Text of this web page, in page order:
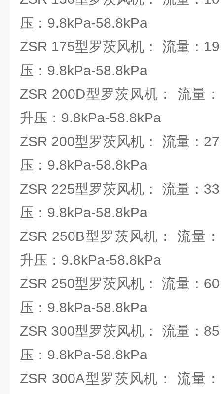
压：9.8kPa-58.8kPa
ZSR 175型罗茨风机： 流量：
压：9.8kPa-58.8kPa
ZSR 200D型罗茨风机： 流量
升压：9.8kPa-58.8kPa
ZSR 200型罗茨风机： 流量：
压：9.8kPa-58.8kPa
ZSR 225型罗茨风机： 流量：
压：9.8kPa-58.8kPa
ZSR 250B型罗茨风机： 流量
升压：9.8kPa-58.8kPa
ZSR 250型罗茨风机： 流量
压：9.8kPa-58.8kPa
ZSR 300型罗茨风机： 流量：
压：9.8kPa-58.8kPa
ZSR 300A型罗茨风机： 流量